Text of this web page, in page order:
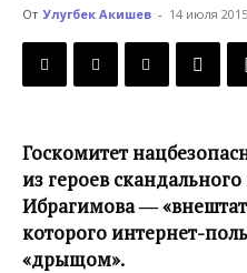
Кыргызстана
От Улугбек Акишев - 14 июля 2015
Госкомитет
из героев
Ибрагимова ―
которого интернет-
«дрыщом».